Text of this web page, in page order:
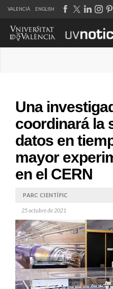
VALENCIÀ ENGLISH
Una
coordinará la
datos en
mayor
en el CERN
PARC CIENTÍFIC
25 octubre de 2021